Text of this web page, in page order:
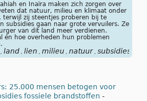
en Inaïra maken zich zorgen over
dat natuur, milieu en klimaat onder
terwijl zij steentjes proberen bij te
subsidies gaan naar grote vervuilers. Ze
van dit land meer verdienen.
én hoe overheden hun problemen
land lien milieu natuur subsidies
25.000 mensen betogen voor
fossiele brandstoffen -